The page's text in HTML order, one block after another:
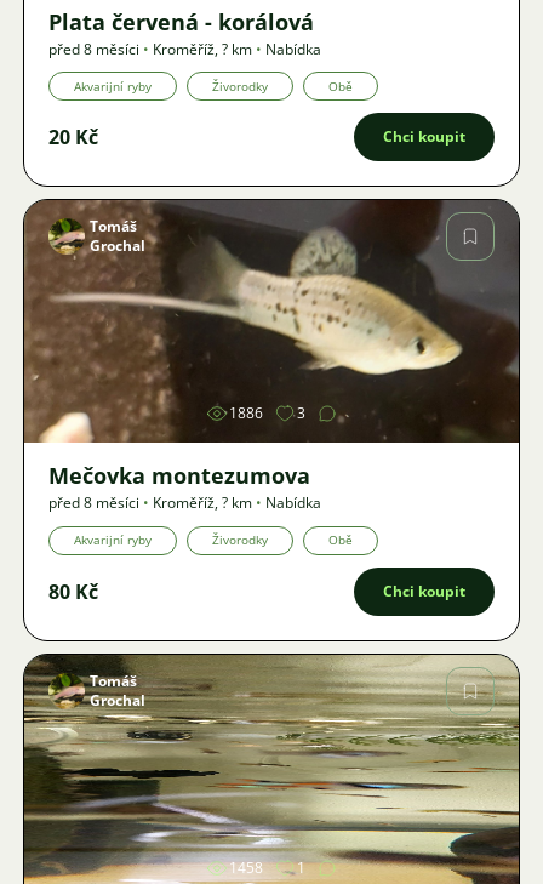
Plata červená - korálová
před 8 měsíci • Kroměříž,? km • Nabídka
Akvarijní ryby Živorodky Obě
20 Kč Chci koupit
Obrázek
Tomáš
Grochal
1886 3
Mečovka montezumova
před 8 měsíci • Kroměříž,? km • Nabídka
Akvarijní ryby Živorodky Obě
80 Kč Chci koupit
Obrázek
Tomáš
Grochal
1458 1